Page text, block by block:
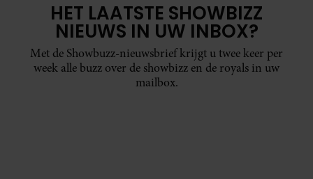
HET LAATSTE SHOWBIZZ
NIEUWS IN UW INBOX?
Met de Showbuzz-nieuwsbrief krijgt u twee keer per
week alle buzz over de showbizz en de royals in uw
mailbox.